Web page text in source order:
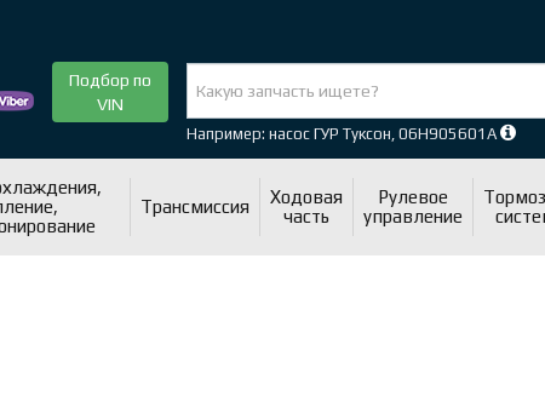
Подбор по
VIN
Например: насос ГУР Туксон, 06H905601A
Трансмиссия
Ходовая
часть
Рулевое
управление